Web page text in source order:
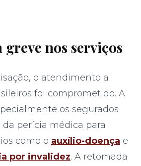
nos serviços
o atendimento a
foi comprometido. A
os segurados
perícia médica para
como o auxílio-doença e
por invalidez. A retomada